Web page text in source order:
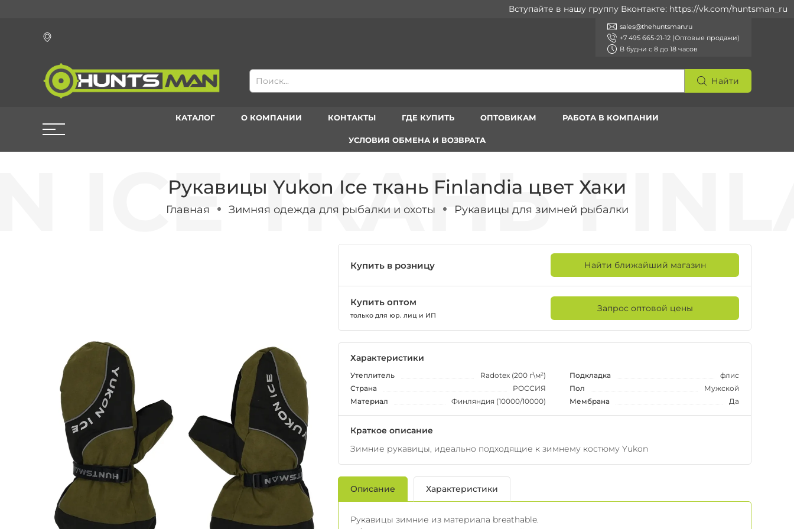
Вступайте в нашу группу Вконтакте: https://vk.com/huntsman_ru
sales@thehuntsman.ru
+7 495 665-21-12 (Оптовые продажи)
В будни с 8 до 18 часов
Найти
КАТАЛОГ О КОМПАНИИ КОНТАКТЫ ГДЕ КУПИТЬ ОПТОВИКАМ РАБОТА В КОМПАНИИ
УСЛОВИЯ ОБМЕНА И ВОЗВРАТА
Рукавицы Yukon Ice ткань Finlandia цвет Хаки
Главная Зимняя одежда для рыбалки и охоты Рукавицы для зимней рыбалки
Купить в розницу Найти ближайший магазин
Купить оптом
только для юр. лиц и ИП
Запрос оптовой цены
Характеристики
Утеплитель Radotex (200 г\м²) Подкладка
флис
Страна
РОССИЯ Пол
Мужской
Материал
Финляндия (10000/10000) Мембрана Да
Краткое описание
Зимние рукавицы, идеально подходящие к зимнему костюму Yukon
Описание Характеристики
Рукавицы зимние из материала breathable.